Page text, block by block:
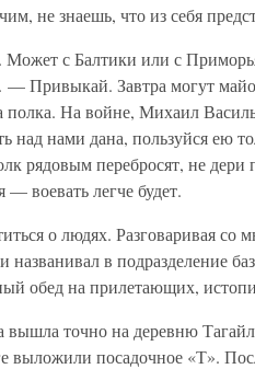
не знаешь, что из себя
Может с Балтики или с
Привыкай. Завтра могут
полка. На войне, Михаил
над нами дана, пользуйся ею
рядовым перебросят, не
— воевать легче будет.
о людях. Разговаривая со
названивал в подразделение
обед на прилетающих,
точно на деревню
выложили посадочное «Т».